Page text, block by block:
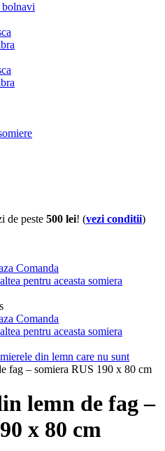
bolnavi
de peste 500 lei! (vezi conditii)
Comanda
pentru aceasta somiera
Comanda
pentru aceasta somiera
din lemn care nu sunt
fag – somiera RUS 190 x 80 cm
lemn de fag –
x 80 cm